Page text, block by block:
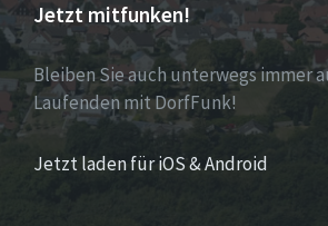
Jetzt mitfunken!
Bleiben Sie auch unterwegs immer
Laufenden mit DorfFunk!
Jetzt laden für iOS & Android